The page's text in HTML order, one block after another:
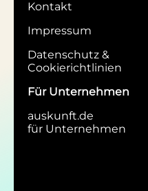
Kontakt
Impressum
Datenschutz &
Cookierichtlinien
Für Unternehmen
auskunft.de
für Unternehmen